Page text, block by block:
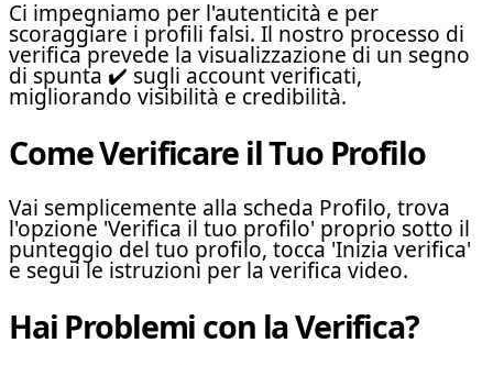
Ci impegniamo per l'autenticità e per
scoraggiare i profili falsi. Il nostro processo di
verifica prevede la visualizzazione di un segno
di spunta ✔️ sugli account verificati,
migliorando visibilità e credibilità.
Come Verificare il Tuo Profilo
Vai semplicemente alla scheda Profilo, trova
l'opzione 'Verifica il tuo profilo' proprio sotto il
punteggio del tuo profilo, tocca 'Inizia verifica'
e segui le istruzioni per la verifica video.
Hai Problemi con la Verifica?